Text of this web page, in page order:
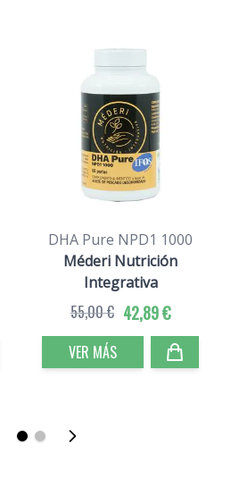
DHA Pure NPD1 1000
Méderi Nutrición
Integrativa
42,89 €
55,00 €
VER MÁS